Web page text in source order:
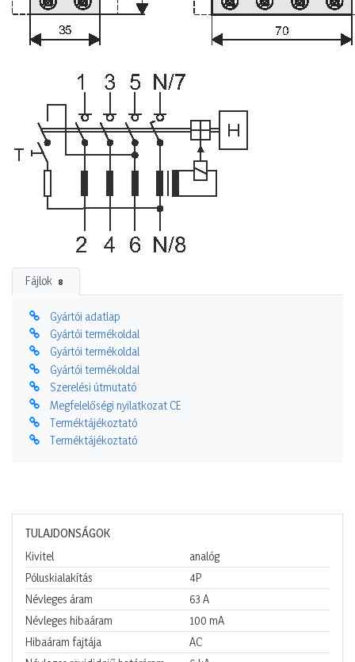
Fájlok 8
Gyártói adatlap
Gyártói termékoldal
Gyártói termékoldal
Gyártói termékoldal
Szerelési útmutató
Megfelelőségi nyilatkozat CE
Terméktájékoztató
Terméktájékoztató
TULAJDONSÁGOK
Kivitel
analóg
Póluskialakítás
4P
Névleges áram
63 A
Névleges hibaáram
100 mA
Hibaáram fajtája
AC